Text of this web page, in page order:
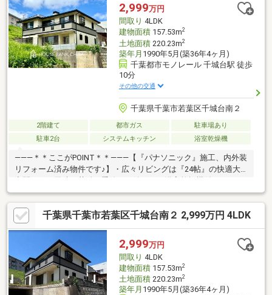
2,999万円
間取り 4LDK
建物面積157.53m2
土地面積220.23m2
築年月 1990年5月(築36年4ヶ月)
千葉都市モノレール 千城台駅 徒歩
10分
その他の交通
千葉県千葉市若葉区千城台南２
2階建て 都市ガス
駐車場あり
駐車2台
システムキッチン 浴室乾燥機
―――＊＊ここがPOINT＊＊―――【『パナソニック』施工、内外装
リフォーム済み物件です♪】・広々リビングは『24帖』の快適大
部屋もスッキリ、WICなど収納設備充実！・ゴロンと一息、安ら
ぎの和室もあります！・カースペース2台分あります ！（車種制
限あり）・小学校まで徒歩9分、安心して通学できます！※本日ご
案内可能です！是非、この機会にお気軽にお越し下さい♪◆人気
エリアの閑静な住宅街！◆百聞は一見にしかず。家族の安心拠点
になる4LDK♪◆早朝や夜間のご案内にも対応致します！◆住宅ロ
ーンのご相談もお気軽に♪
千葉県千葉市若葉区千城台南２ 2,999万円 4LDK
2,999万円
間取り 4LDK
建物面積157.53m2
土地面積220.23m2
築年月 1990年5月(築36年4ヶ月)